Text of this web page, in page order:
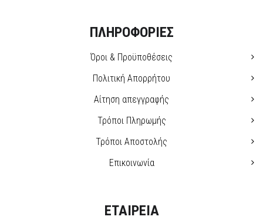
ΠΛΗΡΟΦΟΡΙΕΣ
Όροι & Προϋποθέσεις
Πολιτική Απορρήτου
Αίτηση απεγγραφής
Τρόποι Πληρωμής
Τρόποι Αποστολής
Επικοινωνία
ΕΤΑΙΡΕΙΑ